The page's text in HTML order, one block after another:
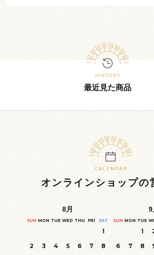
最近見た商品
オンラインショップの
8月
SUN MON TUE WED THU FRI SAT
1
2
3 4 5 6 7
8
9
SUN MON TUE
1
6
7 8